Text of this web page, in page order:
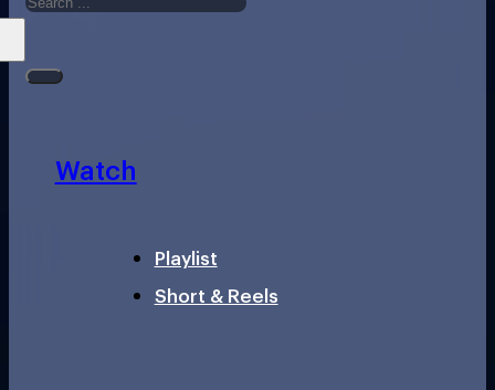
Watch
Playlist
Short & Reels